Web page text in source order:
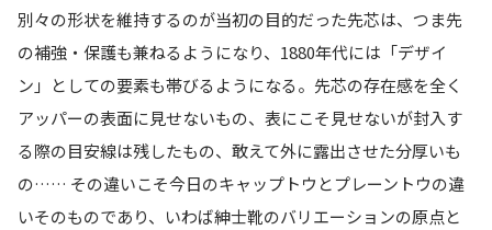
別々の形状を維持するのが当初の目的だった先芯は、つま先
の補強・保護も兼ねるようになり、1880年代には「デザイ
ン」としての要素も帯びるようになる。先芯の存在感を全く
アッパーの表面に見せないもの、表にこそ見せないが封入す
る際の目安線は残したもの、敢えて外に露出させた分厚いも
の…… その違いこそ今日のキャップトウとプレーントウの違
いそのものであり、いわば紳士靴のバリエーションの原点と